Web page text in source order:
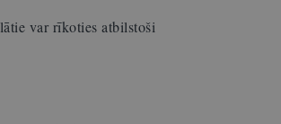
var rīkoties atbilstoši